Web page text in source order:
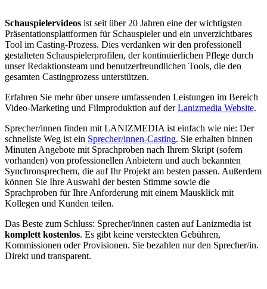
Schauspielervideos ist seit über 20 Jahren eine der wichtigsten
Präsentationsplattformen für Schauspieler und ein unverzichtbares
Tool im Casting-Prozess. Dies verdanken wir den professionell
gestalteten Schauspielerprofilen, der kontinuierlichen Pflege durch
unser Redaktionsteam und benutzerfreundlichen Tools, die den
gesamten Castingprozess unterstützen.
Erfahren Sie mehr über unsere umfassenden Leistungen im Bereich
Video-Marketing und Filmproduktion auf derLanizmedia Website.
Sprecher/innen finden mit LANIZMEDIA ist einfach wie nie: Der
schnellste Weg ist ein Sprecher/innen-Casting. Sie erhalten binnen
Minuten Angebote mit Sprachproben nach Ihrem Skript (sofern
vorhanden) von professionellen Anbietern und auch bekannten
Synchronsprechern, die auf Ihr Projekt am besten passen. Außerdem
können Sie Ihre Auswahl der besten Stimme sowie die
Sprachproben für Ihre Anforderung mit einem Mausklick mit
Kollegen und Kunden teilen.
Das Beste zum Schluss: Sprecher/innen casten auf Lanizmedia ist
komplett kostenlos. Es gibt keine versteckten Gebühren,
Kommissionen oder Provisionen. Sie bezahlen nur den Sprecher/in.
Direkt und transparent.